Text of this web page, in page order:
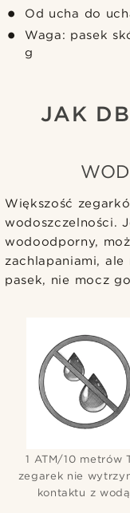
Od ucha do
Waga: pasek
g
JAK
Większość
wodoszczelności.
wodoodporny,
zachlapaniami,
pasek, nie mocz
1 ATM/10 metrów
zegarek nie
kontaktu z